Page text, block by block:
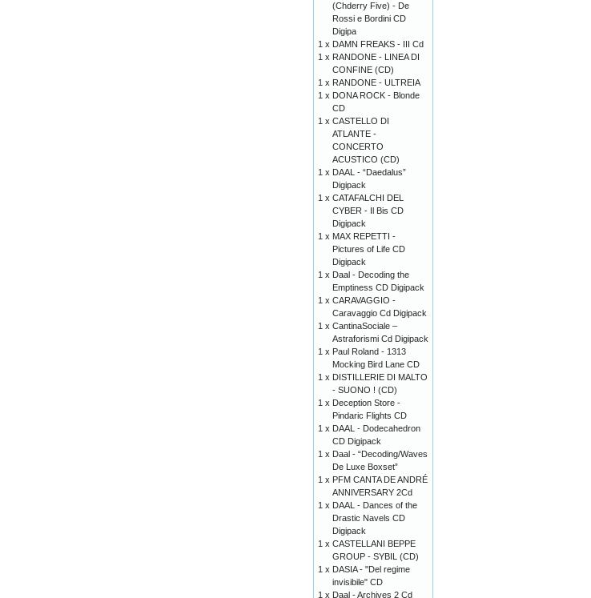
(Chderry Five) - De
Rossi e Bordini CD
Digipa
1 x DAMN FREAKS - III Cd
1 x RANDONE - LINEA DI
CONFINE (CD)
1 x RANDONE - ULTREIA
1 x DONA ROCK - Blonde
CD
1 x CASTELLO DI
ATLANTE -
CONCERTO
ACUSTICO (CD)
1 x DAAL - “Daedalus”
Digipack
1 x CATAFALCHI DEL
CYBER - Il Bis CD
Digipack
1 x MAX REPETTI -
Pictures of Life CD
Digipack
1 x Daal - Decoding the
Emptiness CD Digipack
1 x CARAVAGGIO -
Caravaggio Cd Digipack
1 x CantinaSociale –
Astraforismi Cd Digipack
1 x Paul Roland - 1313
Mocking Bird Lane CD
1 x DISTILLERIE DI MALTO
- SUONO ! (CD)
1 x Deception Store -
Pindaric Flights CD
1 x DAAL - Dodecahedron
CD Digipack
1 x Daal - “Decoding/Waves
De Luxe Boxset”
1 x PFM CANTA DE ANDRÉ
ANNIVERSARY 2Cd
1 x DAAL - Dances of the
Drastic Navels CD
Digipack
1 x CASTELLANI BEPPE
GROUP - SYBIL (CD)
1 x DASIA - "Del regime
invisibile" CD
1 x Daal - Archives 2 Cd